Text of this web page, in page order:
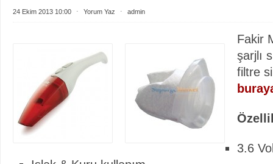
24 Ekim 2013 10:00 ⋅ Yorum Yaz ⋅ admin
Fakir
şarjlı
filtre
3.6